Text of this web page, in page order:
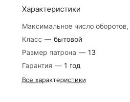
Характеристики
Максимальное число
Класс — бытовой
Размер патрона — 13
Гарантия — 1 год
Все характеристики